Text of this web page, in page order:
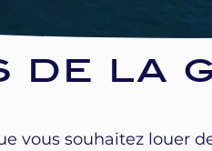
de la
vous souhaitez louer